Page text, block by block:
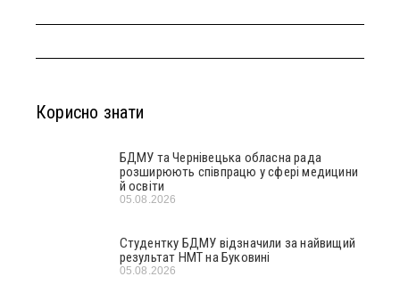
Корисно знати
БДМУ та Чернівецька обласна рада
розширюють співпрацю у сфері медицини
й освіти
05.08.2026
Студентку БДМУ відзначили за найвищий
результат НМТ на Буковині
05.08.2026